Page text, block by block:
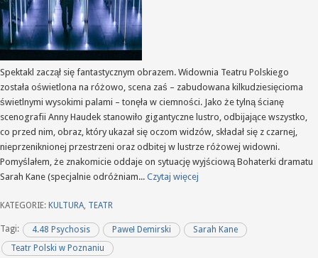
Spektakl zaczął się fantastycznym obrazem. Widownia Teatru Polskiego
została oświetlona na różowo, scena zaś – zabudowana kilkudziesięcioma
świetlnymi wysokimi palami – tonęła w ciemności. Jako że tylną ścianę
scenografii Anny Haudek stanowiło gigantyczne lustro, odbijające wszystko,
co przed nim, obraz, który ukazał się oczom widzów, składał się z czarnej,
nieprzeniknionej przestrzeni oraz odbitej w lustrze różowej widowni.
Pomyślałem, że znakomicie oddaje on sytuację wyjściową Bohaterki dramatu
Sarah Kane (specjalnie odróżniam... Czytaj więcej
KATEGORIE: KULTURA, TEATR
Tagi: 4.48 Psychosis Paweł Demirski
Sarah Kane
Teatr Polski w Poznaniu